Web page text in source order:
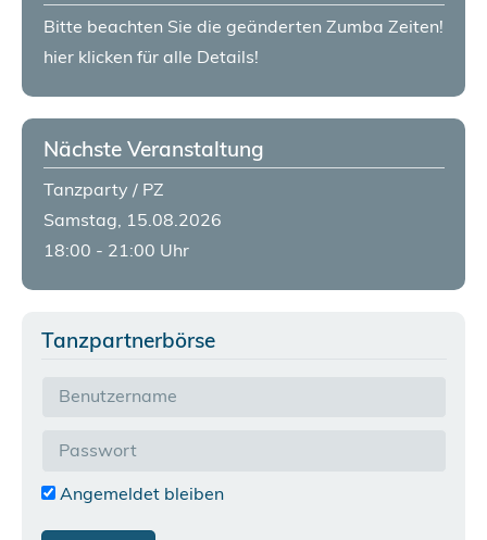
Bitte beachten Sie die geänderten Zumba Zeiten!
hier klicken für alle Details!
Nächste Veranstaltung
Tanzparty / PZ
Samstag, 15.08.2026
18:00 - 21:00 Uhr
Tanzpartnerbörse
Angemeldet bleiben